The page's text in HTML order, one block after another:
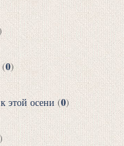
(0)
этой осени (0)
)